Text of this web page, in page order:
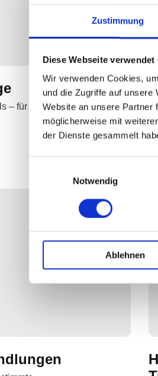
Zustimmung
Diese Webseite verwendet
Wir verwenden Cookies,
und die Zugriffe auf unsere
Website an unsere Partner
möglicherweise mit
der Dienste gesammelt
Notwendig
Ablehnen
– für deinen Look von Kopf